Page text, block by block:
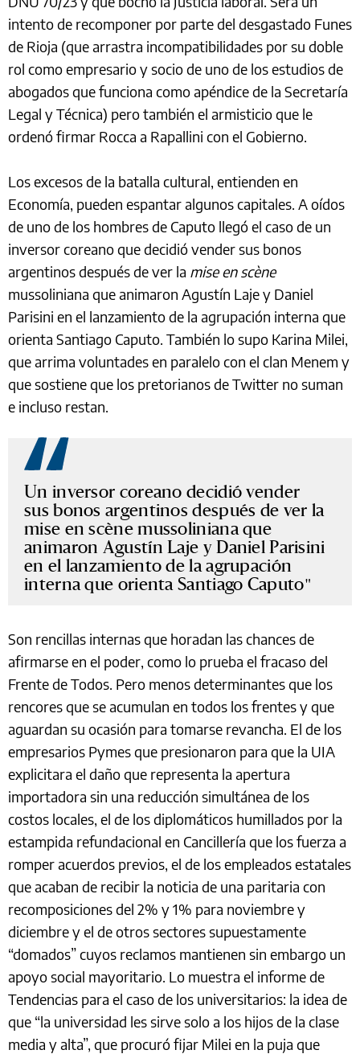
intento de recomponer por parte del desgastado Funes
de Rioja (que arrastra incompatibilidades por su doble
rol como empresario y socio de uno de los estudios de
abogados que funciona como apéndice de la Secretaría
Legal y Técnica) pero también el armisticio que le
ordenó firmar Rocca a Rapallini con el Gobierno.
Los excesos de la batalla cultural, entienden en
Economía, pueden espantar algunos capitales. A oídos
de uno de los hombres de Caputo llegó el caso de un
inversor coreano que decidió vender sus bonos
argentinos después de ver la mise en scène
mussoliniana que animaron Agustín Laje y Daniel
Parisini en el lanzamiento de la agrupación interna que
orienta Santiago Caputo. También lo supo Karina Milei,
que arrima voluntades en paralelo con el clan Menem y
que sostiene que los pretorianos de Twitter no suman
e incluso restan.
Un inversor coreano decidió vender
sus bonos argentinos después de ver la
mise en scène mussoliniana que
animaron Agustín Laje y Daniel Parisini
en el lanzamiento de la agrupación
interna que orienta Santiago Caputo
Son rencillas internas que horadan las chances de
afirmarse en el poder, como lo prueba el fracaso del
Frente de Todos. Pero menos determinantes que los
rencores que se acumulan en todos los frentes y que
aguardan su ocasión para tomarse revancha. El de los
empresarios Pymes que presionaron para que la UIA
explicitara el daño que representa la apertura
importadora sin una reducción simultánea de los
costos locales, el de los diplomáticos humillados por la
estampida refundacional en Cancillería que los fuerza a
romper acuerdos previos, el de los empleados estatales
que acaban de recibir la noticia de una paritaria con
recomposiciones del 2% y 1% para noviembre y
diciembre y el de otros sectores supuestamente
“domados” cuyos reclamos mantienen sin embargo un
apoyo social mayoritario. Lo muestra el informe de
Tendencias para el caso de los universitarios: la idea de
que “la universidad les sirve solo a los hijos de la clase
media y alta”, que procuró fijar Milei en la puja que